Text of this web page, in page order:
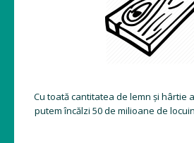
Cu toată cantitatea de lemn și hârtie
putem încălzi 50 de milioane de